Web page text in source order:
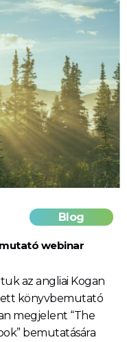
Blog
webinar
az angliai Kogan
könyvbemutató
megjelent “The
bemutatására